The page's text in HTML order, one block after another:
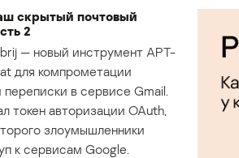
скрытый почтовый
2
— новый инструмент APT-
для компрометации
переписки в сервисе Gmail.
токен авторизации OAuth,
злоумышленники
к сервисам Google.